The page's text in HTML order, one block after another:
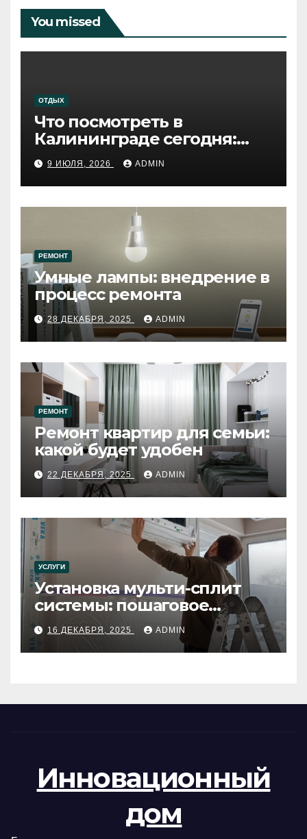
You missed
ОТДЫХ
Что посмотреть в
Калининграде сегодня:
путеводитель по самому
западному городу России
9 ИЮЛЯ, 2026 ADMIN
РЕМОНТ
Умные лампы: внедрение в
процесс ремонта
28 ДЕКАБРЯ, 2025 ADMIN
РЕМОНТ
Ремонт квартир для семьи:
какой будет удобен
22 ДЕКАБРЯ, 2025 ADMIN
УСЛУГИ
Установка мульти-сплит
системы: пошаговое
руководство
16 ДЕКАБРЯ, 2025 ADMIN
Инновационный
дом